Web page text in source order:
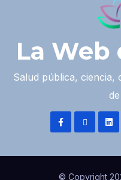
La Web
Salud pública, ciencia,
© Copyright